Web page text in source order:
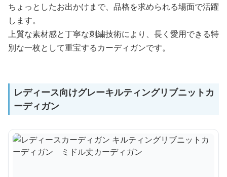
ちょっとしたお出かけまで、品格を求められる場面で活躍
します。
上質な素材感と丁寧な刺繍技術により、長く愛用できる特
別な一枚として重宝するカーディガンです。
レディース向けグレーキルティングリブニットカ
ーディガン